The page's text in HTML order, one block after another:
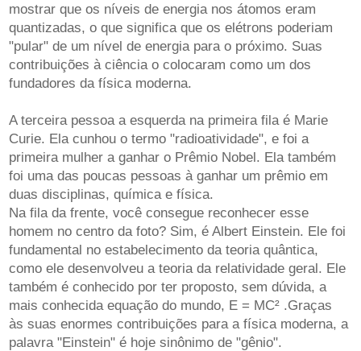
mostrar que os níveis de energia nos átomos eram
quantizadas, o que significa que os elétrons poderiam
"pular" de um nível de energia para o próximo. Suas
contribuições à ciência o colocaram como um dos
fundadores da física moderna.
A terceira pessoa a esquerda na primeira fila é Marie
Curie. Ela cunhou o termo "radioatividade", e foi a
primeira mulher a ganhar o Prêmio Nobel. Ela também
foi uma das poucas pessoas à ganhar um prêmio em
duas disciplinas, química e física.
Na fila da frente, você consegue reconhecer esse
homem no centro da foto? Sim, é Albert Einstein. Ele foi
fundamental no estabelecimento da teoria quântica,
como ele desenvolveu a teoria da relatividade geral. Ele
também é conhecido por ter proposto, sem dúvida, a
mais conhecida equação do mundo, E = MC² .Graças
às suas enormes contribuições para a física moderna, a
palavra "Einstein" é hoje sinônimo de "gênio".